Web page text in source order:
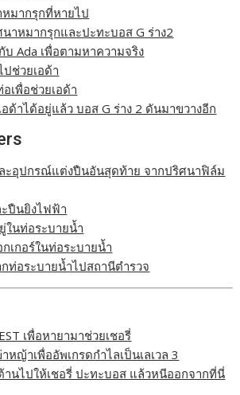
หมากรุกที่หายไป
าหมากรุกและปะทะบอส G ร่าง2
บ Ada เพื่อตามหาความจริง
ปช่วยเอด้า
เพื่อช่วยเอด้า
อด้าได้อยู่แล้ว บอส G ร่าง 2 ดันมาขวางอีก
ะอุปกรณ์แต่งปืนอันสุดท้าย จากปริศนาฟิล์ม
ปืนยิงไฟฟ้า
ในท่อระบายน้ำ
เกอร์ในท่อระบายน้ำ
ท่อระบายน้ำไปสถานีตำรวจ
เพื่อหายามาช่วยเชอรี่
หญ้าเพื่ออัพเกรดกำไลเป็นเลเวล 3
านไปให้เชอรี่ ปะทะบอส แล้วหนีออกจากที่นี่